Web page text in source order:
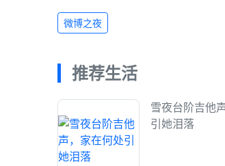
微博之夜
推荐生活
雪夜台阶吉他
引她泪落